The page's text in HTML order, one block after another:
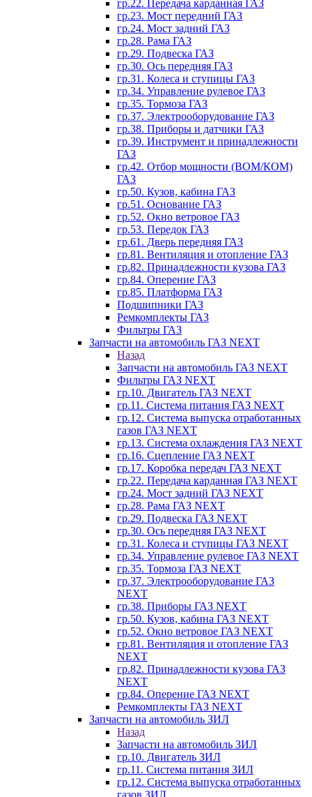
гр.22. Передача карданная ГАЗ
гр.23. Мост передний ГАЗ
гр.24. Мост задний ГАЗ
гр.28. Рама ГАЗ
гр.29. Подвеска ГАЗ
гр.30. Ось передняя ГАЗ
гр.31. Колеса и ступицы ГАЗ
гр.34. Управление рулевое ГАЗ
гр.35. Тормоза ГАЗ
гр.37. Электрооборудование ГАЗ
гр.38. Приборы и датчики ГАЗ
гр.39. Инструмент и принадлежности
ГАЗ
гр.42. Отбор мощности (ВОМ/КОМ)
ГАЗ
гр.50. Кузов, кабина ГАЗ
гр.51. Основание ГАЗ
гр.52. Окно ветровое ГАЗ
гр.53. Передок ГАЗ
гр.61. Дверь передняя ГАЗ
гр.81. Вентиляция и отопление ГАЗ
гр.82. Принадлежности кузова ГАЗ
гр.84. Оперение ГАЗ
гр.85. Платформа ГАЗ
Подшипники ГАЗ
Ремкомплекты ГАЗ
Фильтры ГАЗ
Запчасти на автомобиль ГАЗ NEXT
Назад
Запчасти на автомобиль ГАЗ NEXT
Фильтры ГАЗ NEXT
гр.10. Двигатель ГАЗ NEXT
гр.11. Система питания ГАЗ NEXT
гр.12. Система выпуска отработанных
газов ГАЗ NEXT
гр.13. Система охлаждения ГАЗ NEXT
гр.16. Сцепление ГАЗ NEXT
гр.17. Коробка передач ГАЗ NEXT
гр.22. Передача карданная ГАЗ NEXT
гр.24. Мост задний ГАЗ NEXT
гр.28. Рама ГАЗ NEXT
гр.29. Подвеска ГАЗ NEXT
гр.30. Ось передняя ГАЗ NEXT
гр.31. Колеса и ступицы ГАЗ NEXT
гр.34. Управление рулевое ГАЗ NEXT
гр.35. Тормоза ГАЗ NEXT
гр.37. Электрооборудование ГАЗ
NEXT
гр.38. Приборы ГАЗ NEXT
гр.50. Кузов, кабина ГАЗ NEXT
гр.52. Окно ветровое ГАЗ NEXT
гр.81. Вентиляция и отопление ГАЗ
NEXT
гр.82. Принадлежности кузова ГАЗ
NEXT
гр.84. Оперение ГАЗ NEXT
Ремкомплекты ГАЗ NEXT
Запчасти на автомобиль ЗИЛ
Назад
Запчасти на автомобиль ЗИЛ
гр.10. Двигатель ЗИЛ
гр.11. Система питания ЗИЛ
гр.12. Система выпуска отработанных
газов ЗИЛ